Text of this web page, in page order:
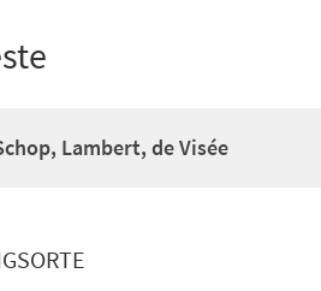
Lambert, de Visée